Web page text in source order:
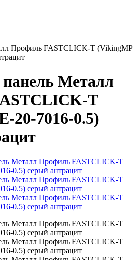
Профиль FASTCLICK-Т (VikingMP
Металл
Т
20-7016-0.5)